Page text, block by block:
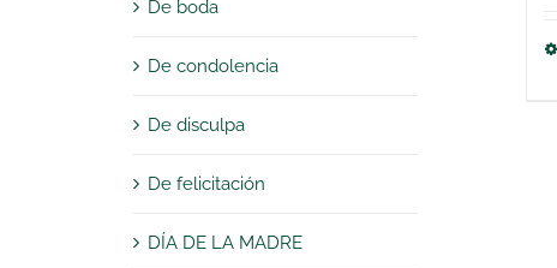
De boda
De condolencia
De disculpa
De felicitación
DÍA DE LA MADRE